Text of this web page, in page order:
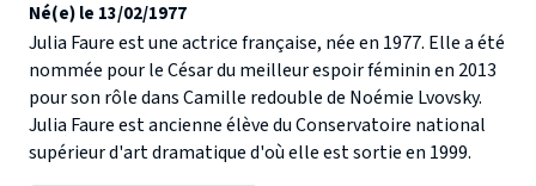
Né(e) le 13/02/1977
Julia Faure est une actrice française, née en 1977. Elle a été
nommée pour le César du meilleur espoir féminin en 2013
pour son rôle dans Camille redouble de Noémie Lvovsky.
Julia Faure est ancienne élève du Conservatoire national
supérieur d'art dramatique d'où elle est sortie en 1999.